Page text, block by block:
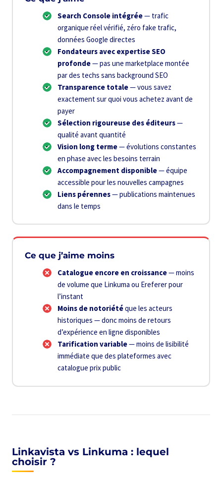
Search Console intégrée— trafic
organique réel vérifié, zéro fake trafic,
données Google directes
Fondateurs avec expertise SEO
profonde— pas une marketplace montée
par des techs sans background SEO
Transparence totale— vous savez
exactement sur quoi vous achetez avant de
payer
Sélection rigoureuse des éditeurs—
qualité avant quantité
Vision long terme— évolutions constantes
en phase avec les besoins terrain
Accompagnement disponible— équipe
accessible pour les nouvelles campagnes
Liens pérennes— publications maintenues
dans le temps
Ce que j’aime moins
Catalogue encore en croissance— moins
de volume que Linkuma ou Ereferer pour
l’instant
Moins de notoriétéque les acteurs
historiques — donc moins de retours
d’expérience en ligne disponibles
Tarification variable— moins de lisibilité
immédiate que des plateformes avec
catalogue prix public
Linkavista vs Linkuma : lequel
choisir ?